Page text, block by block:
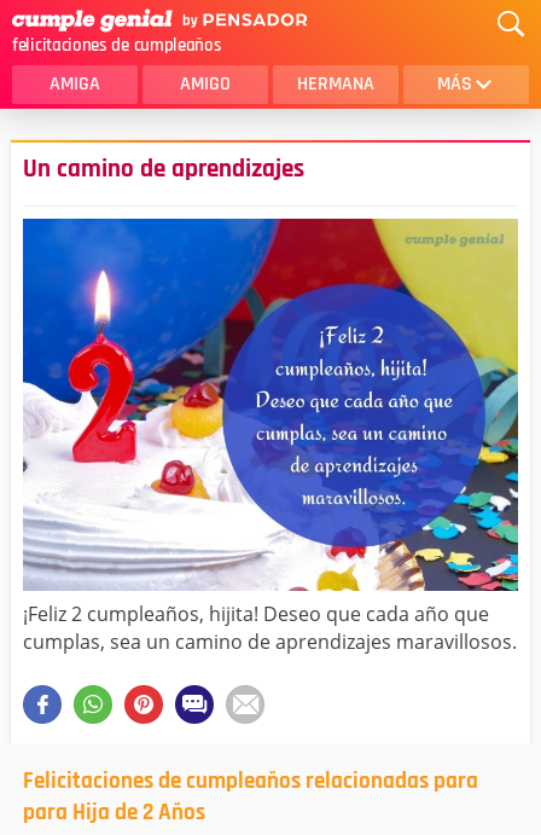
felicitaciones de cumpleaños
AMIGA AMIGO HERMANA MÁS
MAMA
AMOR
SOBRINA
HIJA
HERMANO
HIJO
NOVIA
ESPOSO
PAPA
HOMBRE
TIA
CUÑADA
ALGUIEN ESPECIAL
PRIMO
TODAS LAS CATEGORÍAS
Un camino de aprendizajes
¡Feliz 2 cumpleaños, hijita! Deseo que cada año que
cumplas, sea un camino de aprendizajes maravillosos.
Felicitaciones de cumpleaños relacionadas para
para Hija de 2 Años